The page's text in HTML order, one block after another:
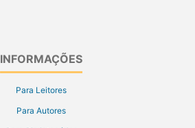
INFORMAÇÕES
Para Leitores
Para Autores